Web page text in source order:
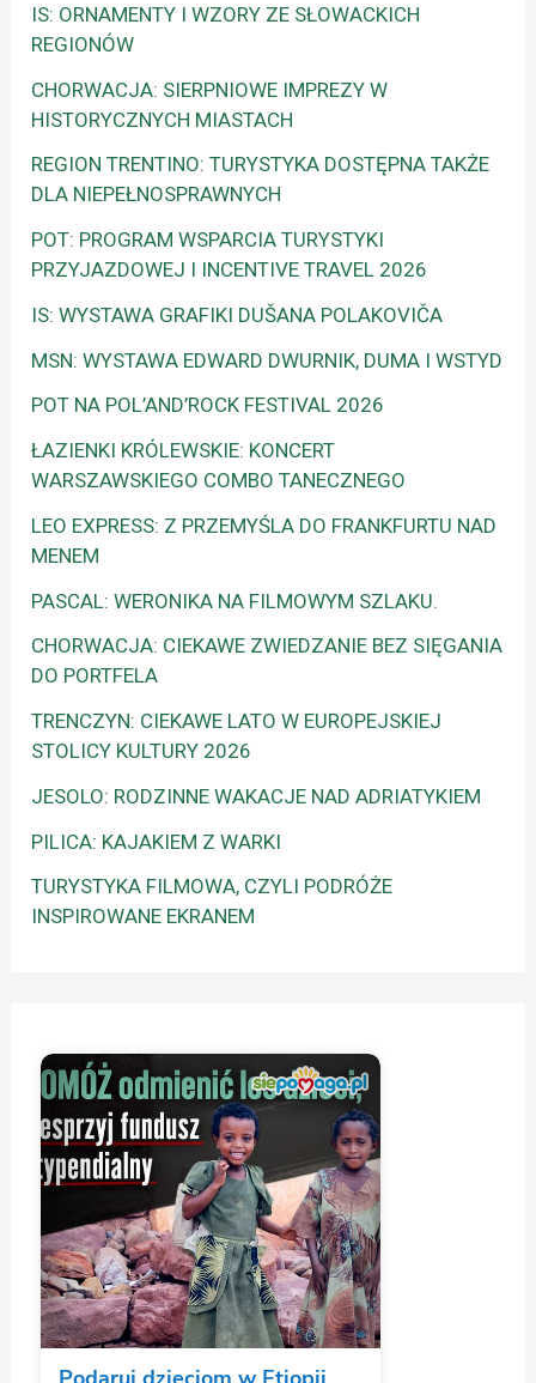
IS: ORNAMENTY I WZORY ZE SŁOWACKICH
REGIONÓW
CHORWACJA: SIERPNIOWE IMPREZY W
HISTORYCZNYCH MIASTACH
REGION TRENTINO: TURYSTYKA DOSTĘPNA TAKŻE
DLA NIEPEŁNOSPRAWNYCH
POT: PROGRAM WSPARCIA TURYSTYKI
PRZYJAZDOWEJ I INCENTIVE TRAVEL 2026
IS: WYSTAWA GRAFIKI DUŠANA POLAKOVIČA
MSN: WYSTAWA EDWARD DWURNIK, DUMA I WSTYD
POT NA POL’AND’ROCK FESTIVAL 2026
ŁAZIENKI KRÓLEWSKIE: KONCERT
WARSZAWSKIEGO COMBO TANECZNEGO
LEO EXPRESS: Z PRZEMYŚLA DO FRANKFURTU NAD
MENEM
PASCAL: WERONIKA NA FILMOWYM SZLAKU.
CHORWACJA: CIEKAWE ZWIEDZANIE BEZ SIĘGANIA
DO PORTFELA
TRENCZYN: CIEKAWE LATO W EUROPEJSKIEJ
STOLICY KULTURY 2026
JESOLO: RODZINNE WAKACJE NAD ADRIATYKIEM
PILICA: KAJAKIEM Z WARKI
TURYSTYKA FILMOWA, CZYLI PODRÓŻE
INSPIROWANE EKRANEM